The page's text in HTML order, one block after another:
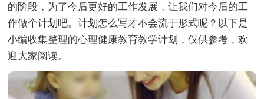
的阶段，为了今后更好的工作发展，让我们对今后的工
作做个计划吧。计划怎么写才不会流于形式呢？以下是
小编收集整理的心理健康教育教学计划，仅供参考，欢
迎大家阅读。